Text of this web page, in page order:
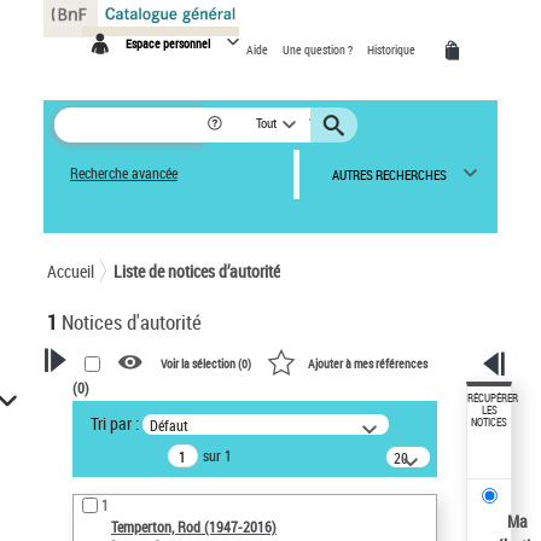
Espace personnel Aide Une question ? Historique
Tout
Recherche avancée AUTRES RECHERCHES
Accueil Liste de notices d’autorité
1 Notices d'autorité
VOTRE RECHERCHE
Recherche avancée dans les
notices d’autorité
Œuvres liées à l'auteur :
Temperton, Rod (1947-2016)
Voir la sélection (0) Ajouter à mes références
(0)
Tri par : Défaut
sur 1
20
résultats/page
1
Temperton, Rod (1947-2016)
RÉCUPÉRER
LES
NOTICES
Ma
Panneau de gestion des cookies